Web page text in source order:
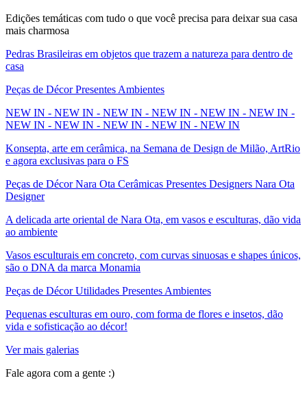
Edições temáticas com tudo o que você precisa para deixar sua casa
mais charmosa
Pedras Brasileiras em objetos que trazem a natureza para dentro de
casa
Peças de Décor Presentes Ambientes
NEW IN - NEW IN - NEW IN - NEW IN - NEW IN - NEW IN -
NEW IN - NEW IN - NEW IN - NEW IN - NEW IN
Konsepta, arte em cerâmica, na Semana de Design de Milão, ArtRio
e agora exclusivas para o FS
Peças de Décor Nara Ota Cerâmicas Presentes Designers Nara Ota
Designer
A delicada arte oriental de Nara Ota, em vasos e esculturas, dão vida
ao ambiente
Vasos esculturais em concreto, com curvas sinuosas e shapes únicos,
são o DNA da marca Monamia
Peças de Décor Utilidades Presentes Ambientes
Pequenas esculturas em ouro, com forma de flores e insetos, dão
vida e sofisticação ao décor!
Ver mais galerias
Fale agora com a gente :)